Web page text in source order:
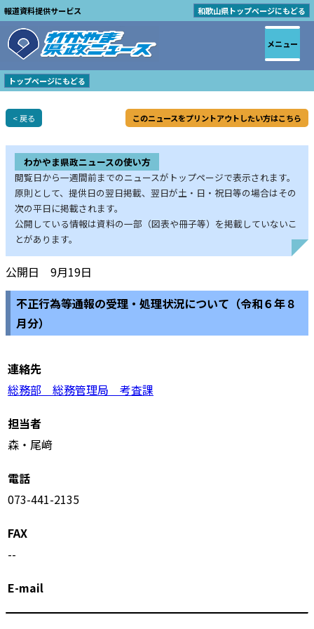
報道資料提供サービス 和歌山県トップページにもどる
トップページにもどる
< 戻る このニュースをプリントアウトしたい方はこちら
わかやま県政ニュースの使い方
閲覧日から一週間前までのニュースがトップページで表示されます。
原則として、提供日の翌日掲載、翌日が土・日・祝日等の場合はその
次の平日に掲載されます。
公開している情報は資料の一部（図表や冊子等）を掲載していないこ
とがあります。
公開日 9月19日
不正行為等通報の受理・処理状況について（令和６年８
月分）
連絡先
総務部 総務管理局 考査課
担当者
森・尾﨑
電話
073-441-2135
FAX
--
E-mail
メニュー